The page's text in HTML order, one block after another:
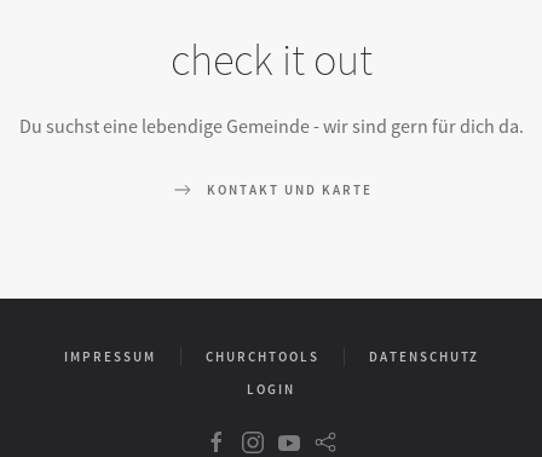
check it out
Du suchst eine lebendige Gemeinde - wir sind gern für dich da.
KONTAKT UND KARTE
IMPRESSUM CHURCHTOOLS
DATENSCHUTZ
LOGIN